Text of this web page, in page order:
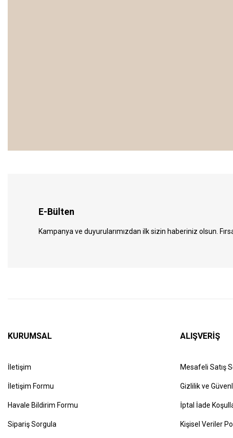
E-Bülten
Kampanya ve duyurularımızdan ilk sizin haberiniz olsun.
KURUMSAL
İletişim
İletişim Formu
Havale Bildirim Formu
Sipariş Sorgula
ALIŞVERİŞ
Mesafeli Satış
Gizlilik ve
İptal İade
Kişisel Veriler